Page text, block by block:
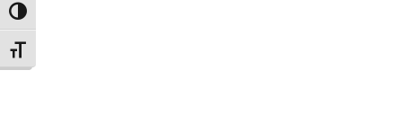
Umschalten auf hohe Kontraste
Schrift vergrößern